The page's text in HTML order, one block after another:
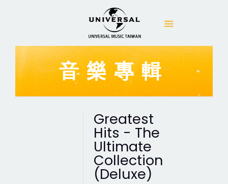
音樂專輯
Greatest
Hits - The
Ultimate
Collection
(Deluxe)